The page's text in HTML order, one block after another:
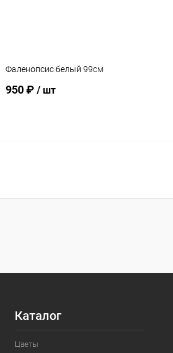
Фаленопсис белый 99см
950 ₽ / шт
Каталог
Цветы